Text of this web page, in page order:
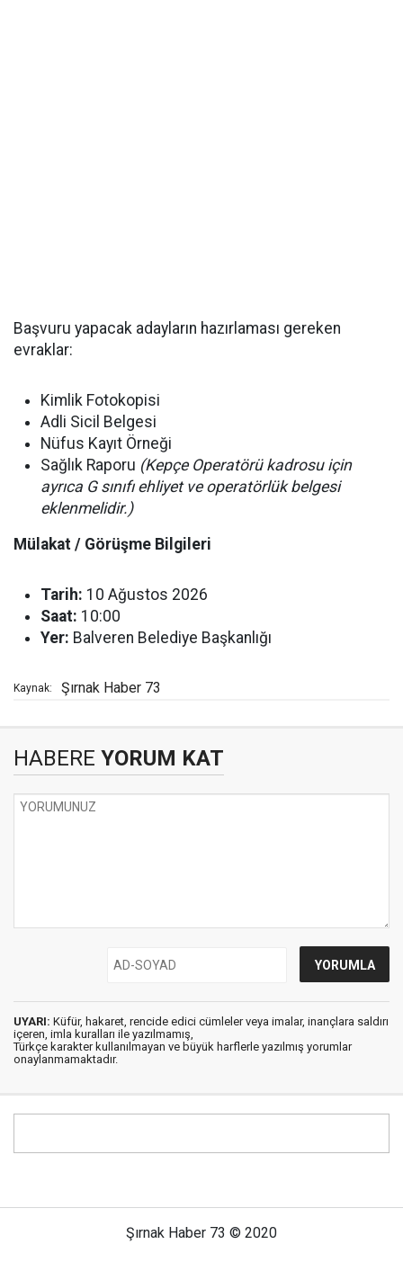
Başvuru yapacak adayların hazırlaması gereken
evraklar:
Kimlik Fotokopisi
Adli Sicil Belgesi
Nüfus Kayıt Örneği
Sağlık Raporu (Kepçe Operatörü kadrosu için
ayrıca G sınıfı ehliyet ve operatörlük belgesi
eklenmelidir.)
Mülakat / Görüşme Bilgileri
Tarih: 10 Ağustos 2026
Saat: 10:00
Yer: Balveren Belediye Başkanlığı
Kaynak: Şırnak Haber 73
HABERE YORUM KAT
UYARI: Küfür, hakaret, rencide edici cümleler veya imalar, inançlara saldırı
içeren, imla kuralları ile yazılmamış,
Türkçe karakter kullanılmayan ve büyük harflerle yazılmış yorumlar
onaylanmamaktadır.
Şırnak Haber 73 © 2020